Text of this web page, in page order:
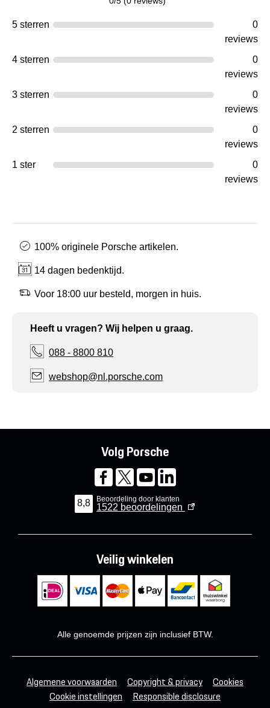
5 sterren
0
reviews
4 sterren
0
reviews
3 sterren
0
reviews
2 sterren
0
reviews
1 ster
0
reviews
100% originele Porsche artikelen.
14 dagen bedenktijd.
Voor 18:00 uur besteld, morgen in huis.
Heeft u vragen? Wij helpen u graag.
088 - 8800 810
webshop@nl.porsche.com
Volg Porsche
8,8 Beoordeling door klanten
1522 beoordelingen
Veilig winkelen
Alle genoemde prijzen zijn inclusief BTW.
Algemene voorwaarden Copyright & privacy
Cookies
Cookie instellingen
Responsible disclosure